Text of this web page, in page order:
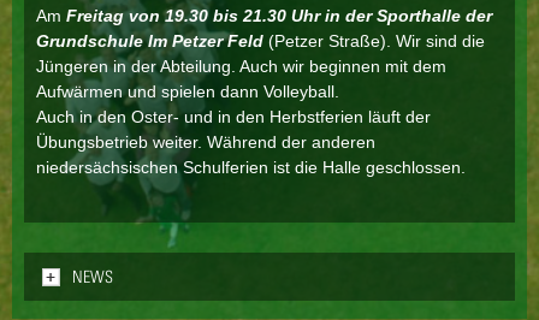
Am Freitag von 19.30 bis 21.30 Uhr in der Sporthalle der
Grundschule Im Petzer Feld (Petzer Straße). Wir sind die
Jüngeren in der Abteilung. Auch wir beginnen mit dem
Aufwärmen und spielen dann Volleyball.
Auch in den Oster- und in den Herbstferien läuft der
Übungsbetrieb weiter. Während der anderen
niedersächsischen Schulferien ist die Halle geschlossen.
ANZEIGEN
NEWS